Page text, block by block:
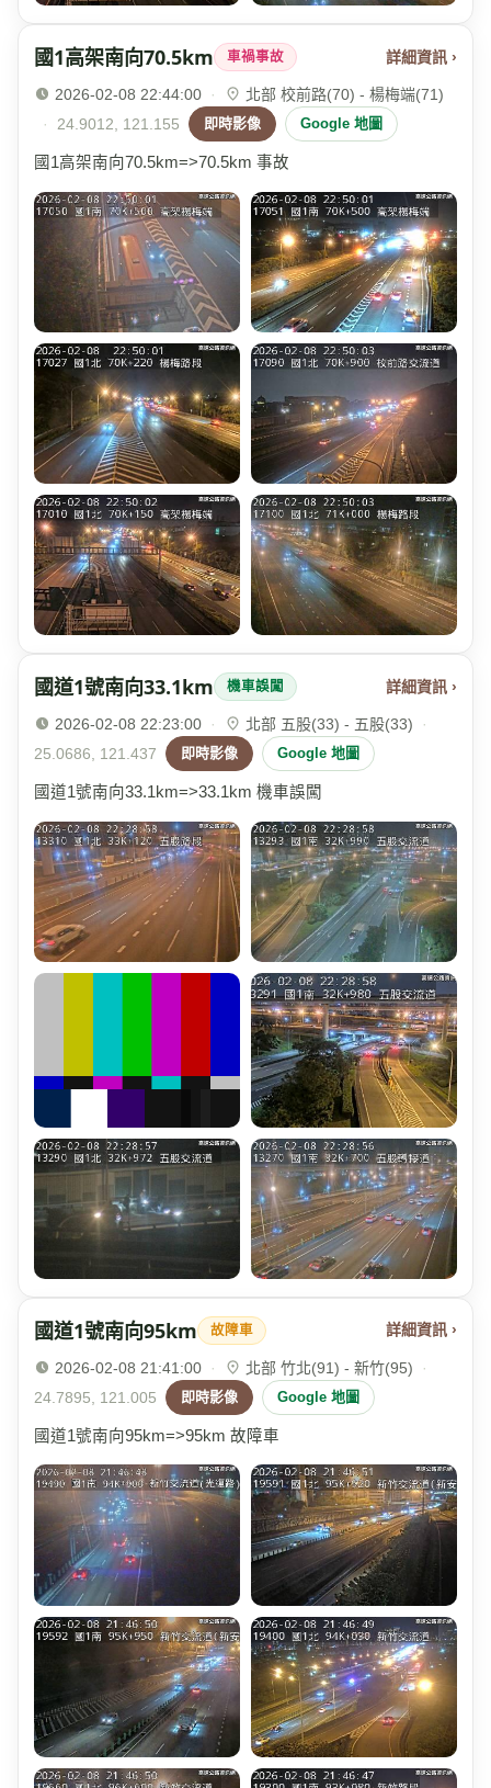
國1高架南向70.5km 車禍事故 詳細資訊 ›
2026-02-08 22:44:00 ·
北部 校前路(70) - 楊梅端(71)
·
24.9012, 121.155 即時影像 Google 地圖
國1高架南向70.5km=>70.5km 事故
國道1號南向33.1km 機車誤闖 詳細資訊 ›
2026-02-08 22:23:00 · 北部 五股(33) - 五股(33)
·
25.0686, 121.437
即時影像 Google 地圖
國道1號南向33.1km=>33.1km 機車誤闖
國道1號南向95km 故障車 詳細資訊 ›
2026-02-08 21:41:00 · 北部 竹北(91) - 新竹(95)
·
24.7895, 121.005
即時影像 Google 地圖
國道1號南向95km=>95km 故障車